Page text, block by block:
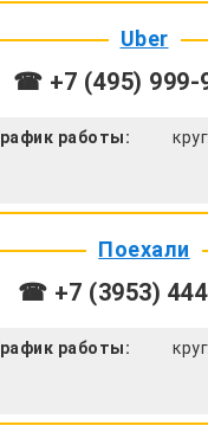
Uber
☎ +7 (495) 999-
работы:
Поехали
☎ +7 (3953)
работы: